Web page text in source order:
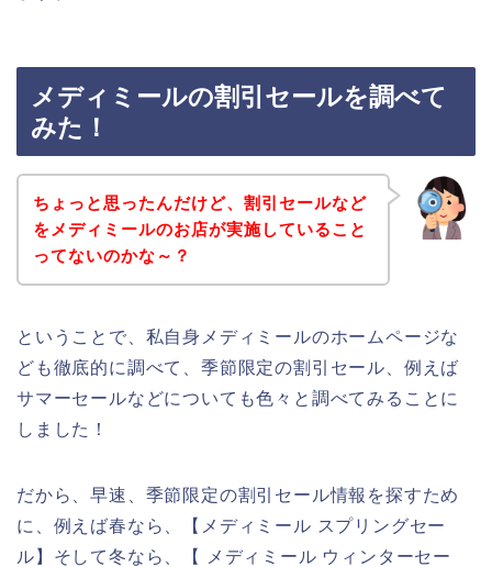
メディミールの割引セールを調べて
みた！
ちょっと思ったんだけど、割引セールなど
をメディミールのお店が実施していること
ってないのかな～？
ということで、私自身メディミールのホームページな
ども徹底的に調べて、季節限定の割引セール、例えば
サマーセールなどについても色々と調べてみることに
しました！
だから、早速、季節限定の割引セール情報を探すため
に、例えば春なら、【メディミール スプリングセー
ル】そして冬なら、【 メディミール ウィンターセー